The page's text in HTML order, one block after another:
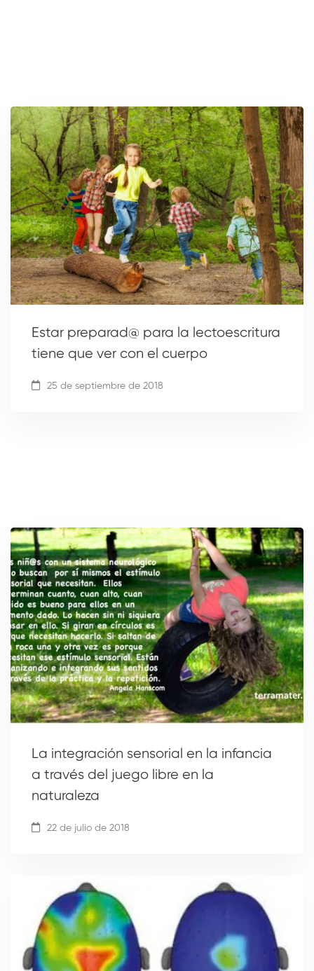
Estar preparad@ para la lectoescritura
tiene que ver con el cuerpo
25 de septiembre de 2018
La integración sensorial en la infancia
a través del juego libre en la
naturaleza
22 de julio de 2018